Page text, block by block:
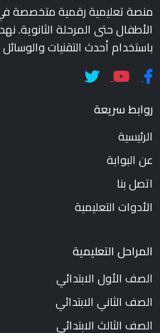
منصة تعليمية رقمية متخصصة
الأطفال حتى المرحلة الثانوية.
باستخدام أحدث التقنيات والوسائل
روابط سريعة
الرئيسية
عن البوابة
اتصل بنا
الأدوات التعليمية
المراحل التعليمية
الصف الأول الابتدائي
الصف الثاني الابتدائي
الصف الثالث الابتدائي